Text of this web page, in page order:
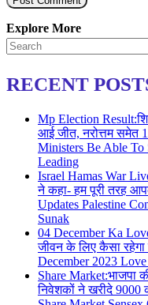
Explore More
RECENT
Mp Election
आई जीत, नरोत्तम समेत
Ministers Be Able
Leading
Israel Hamas War
ने कहा- हम पूरी तरह
Updates Palestine
Sunak
04 December Ka
जीवन के लिए कैसा
December 2023
Share
निवेशकों ने खरीदे 9000